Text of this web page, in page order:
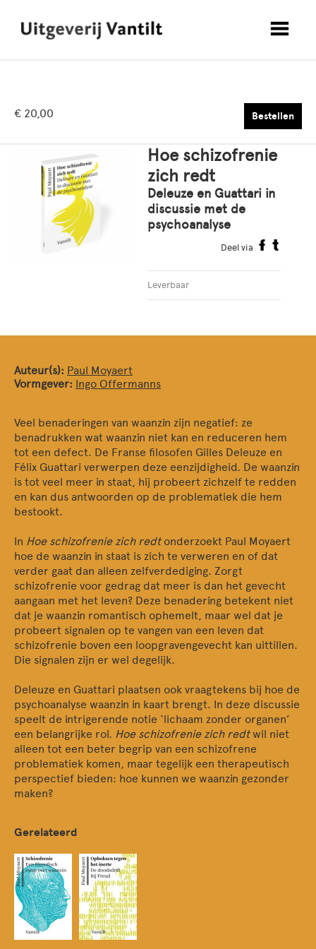
€ 20,00 Bestellen
Hoe schizofrenie
zich redt
Deleuze en Guattari in
discussie met de
psychoanalyse
Deel via
Leverbaar
Auteur(s): Paul Moyaert
Vormgever: Ingo Offermanns
Veel benaderingen van waanzin zijn negatief: ze
benadrukken wat waanzin niet kan en reduceren hem
tot een defect. De Franse filosofen Gilles Deleuze en
Félix Guattari verwerpen deze eenzijdigheid. De waanzin
is tot veel meer in staat, hij probeert zichzelf te redden
en kan dus antwoorden op de problematiek die hem
bestookt.
In Hoe schizofrenie zich redtonderzoekt Paul Moyaert
hoe de waanzin in staat is zich te verweren en of dat
verder gaat dan alleen zelfverdediging. Zorgt
schizofrenie voor gedrag dat meer is dan het gevecht
aangaan met het leven? Deze benadering betekent niet
dat je waanzin romantisch ophemelt, maar wel dat je
probeert signalen op te vangen van een leven dat
schizofrenie boven een loopgravengevecht kan uittillen.
Die signalen zijn er wel degelijk.
Deleuze en Guattari plaatsen ook vraagtekens bij hoe de
psychoanalyse waanzin in kaart brengt. In deze discussie
speelt de intrigerende notie ‘lichaam zonder organen’
een belangrijke rol. Hoe schizofrenie zich redtwil niet
alleen tot een beter begrip van een schizofrene
problematiek komen, maar tegelijk een therapeutisch
perspectief bieden: hoe kunnen we waanzin gezonder
maken?
Gerelateerd